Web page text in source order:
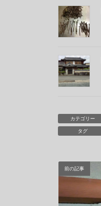
カテゴリー
タグ
前の記事